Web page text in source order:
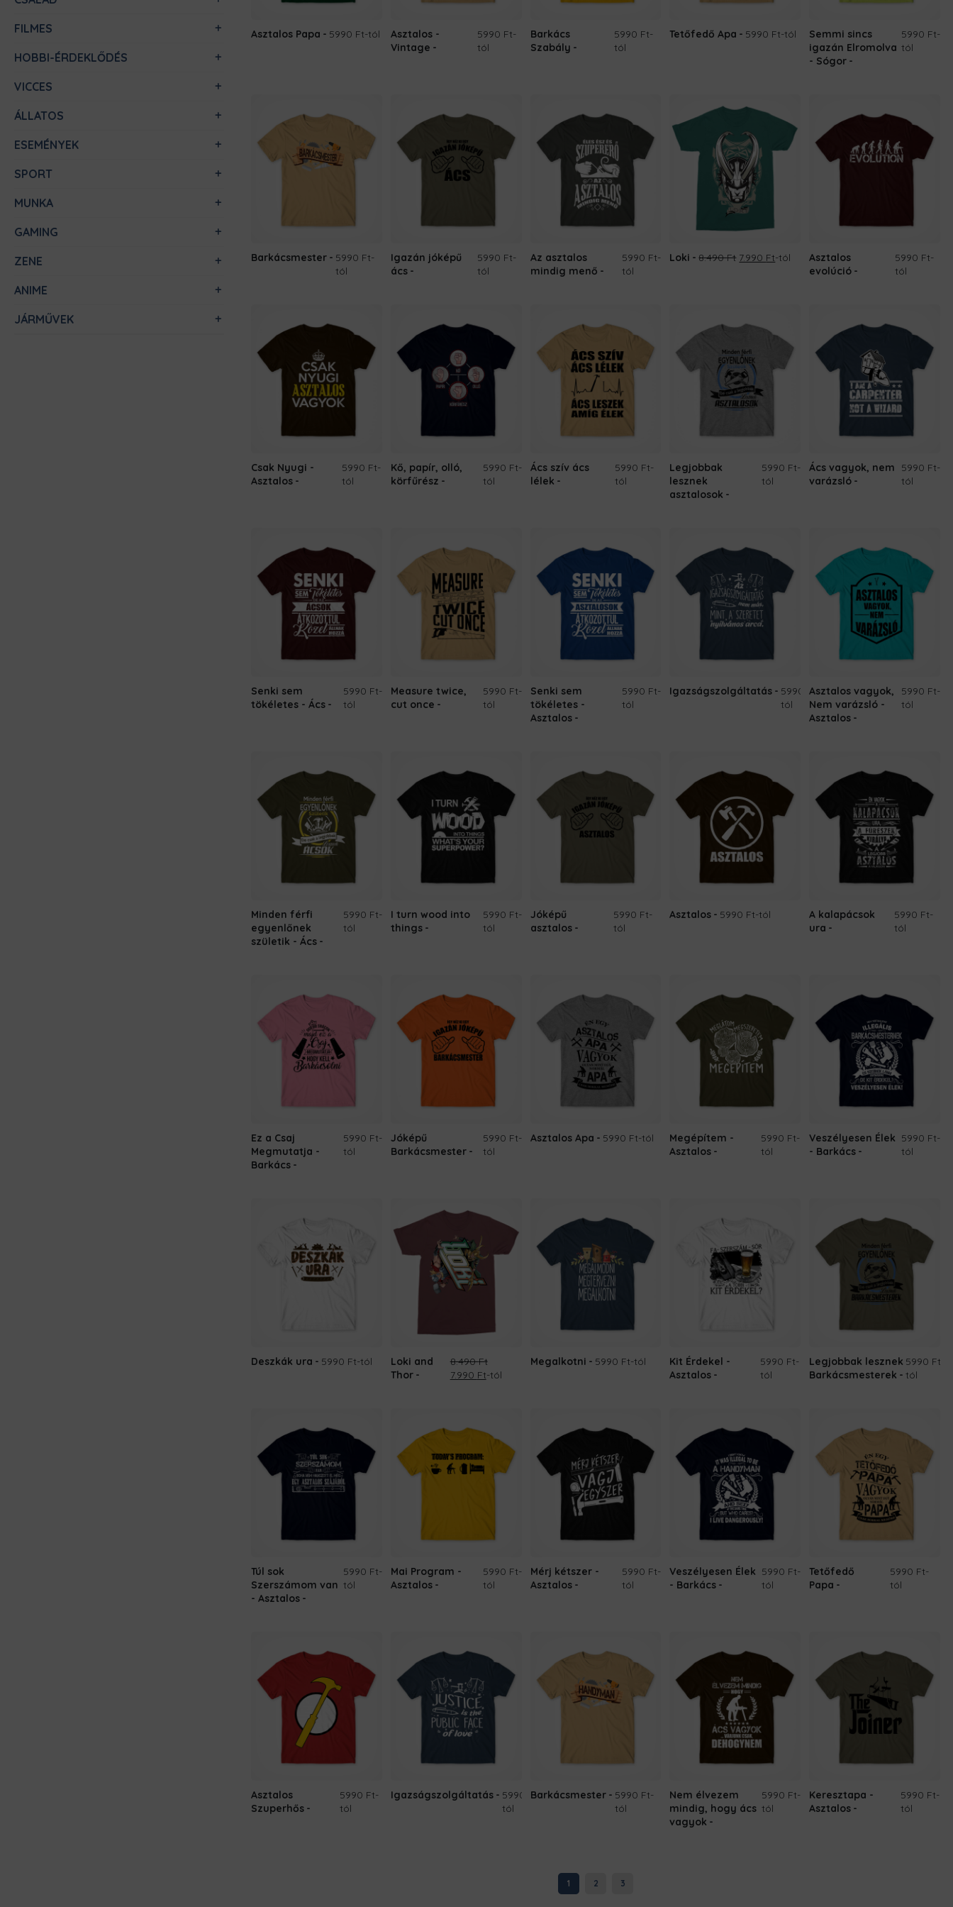
FILMES
HOBBI-ÉRDEKLŐDÉS
VICCES
ÁLLATOS
ESEMÉNYEK
SPORT
MUNKA
GAMING
ZENE
ANIME
JÁRMŰVEK
Asztalos Papa 5990 Ft-tól
Asztalos -
Vintage
5990 Ft-
tól
Barkács
Szabály
5990 Ft-
tól
Tetőfedő Apa 5990 Ft-tól
Semmi sincs
igazán Elromolva
- Sógor
5990 Ft-
tól
Barkácsmester 5990 Ft-
tól
Igazán jóképű
ács
5990 Ft-
tól
Az asztalos
mindig menő
5990 Ft-
tól
Loki 8.490Ft Original
7.990 FtCurrent
-tól
Asztalos
evolúció
5990 Ft-
tól
Csak Nyugi -
Asztalos
5990 Ft-
tól
Kő, papír, olló,
körfűrész
5990 Ft-
tól
Ács szív ács
lélek
5990 Ft-
tól
Legjobbak
lesznek
asztalosok
5990 Ft-
tól
Ács vagyok, nem
varázsló
5990 Ft-
tól
Senki sem
tökéletes - Ács
5990 Ft-
tól
Measure twice,
cut once
5990 Ft-
tól
Senki sem
tökéletes -
Asztalos
5990 Ft-
tól
Igazságszolgáltatás 5990 Ft-
tól
Asztalos vagyok,
Nem varázsló -
Asztalos
5990 Ft-
tól
Minden férfi
egyenlőnek
születik - Ács
5990 Ft-
tól
I turn wood into
things
5990 Ft-
tól
Jóképű
asztalos
5990 Ft-
tól
Asztalos 5990 Ft-tól
A kalapácsok
ura
5990 Ft-
tól
Ez a Csaj
Megmutatja -
Barkács
5990 Ft-
tól
Jóképű
Barkácsmester
5990 Ft-
tól
Asztalos Apa 5990 Ft-tól
Megépítem -
Asztalos
5990 Ft-
tól
Veszélyesen Élek
- Barkács
5990 Ft-
tól
Deszkák ura 5990 Ft-tól
Loki and
Thor
8.490Ft
Original
7.990 FtCurrent
-tól
Megalkotni 5990 Ft-tól
Kit Érdekel -
Asztalos
5990 Ft-
tól
Legjobbak lesznek
Barkácsmesterek
5990 Ft
tól
Túl sok
Szerszámom van
- Asztalos
5990 Ft-
tól
Mai Program -
Asztalos
5990 Ft-
tól
Mérj kétszer -
Asztalos
5990 Ft-
tól
Veszélyesen Élek
- Barkács
5990 Ft-
tól
Tetőfedő
Papa
5990 Ft-
tól
Asztalos
Szuperhős
5990 Ft-
tól
Igazságszolgáltatás 5990 Ft-
tól
Barkácsmester 5990 Ft-
tól
Nem élvezem
mindig, hogy ács
vagyok
5990 Ft-
tól
Keresztapa -
Asztalos
5990 Ft-
tól
1 2 3